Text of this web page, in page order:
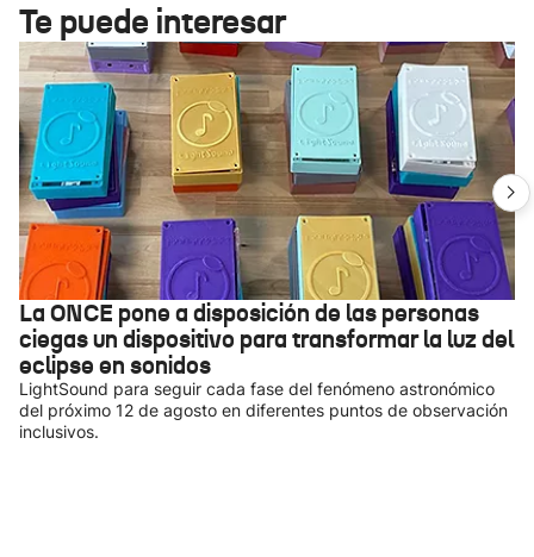
Te puede interesar
La ONCE pone a disposición de las personas
ciegas un dispositivo para transformar la luz del
eclipse en sonidos
LightSound para seguir cada fase del fenómeno astronómico
del próximo 12 de agosto en diferentes puntos de observación
inclusivos.